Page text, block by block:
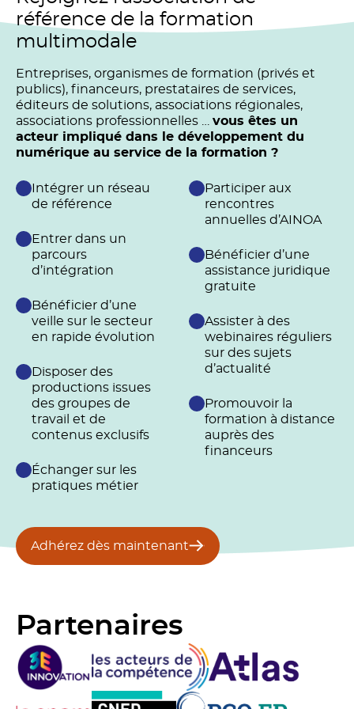
référence de la formation
multimodale
Entreprises, organismes de formation (privés et
publics), financeurs, prestataires de services,
éditeurs de solutions, associations régionales,
associations professionnelles … vous êtes un
acteur impliqué dans le développement du
numérique au service de la formation ?
Intégrer un réseau
de référence
Entrer dans un
parcours
d’intégration
Bénéficier d’une
veille sur le secteur
en rapide évolution
Disposer des
productions issues
des groupes de
travail et de
contenus exclusifs
Échanger sur les
pratiques métier
Participer aux
rencontres
annuelles d’AINOA
Bénéficier d’une
assistance juridique
gratuite
Assister à des
webinaires réguliers
sur des sujets
d’actualité
Promouvoir la
formation à distance
auprès des
financeurs
Adhérez dès maintenant
Partenaires